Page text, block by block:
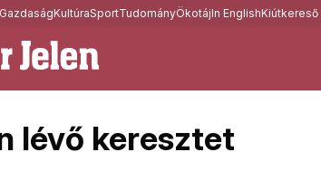
KultúraSportTudományÖkotájIn EnglishKiútkereső
lévő keresztet